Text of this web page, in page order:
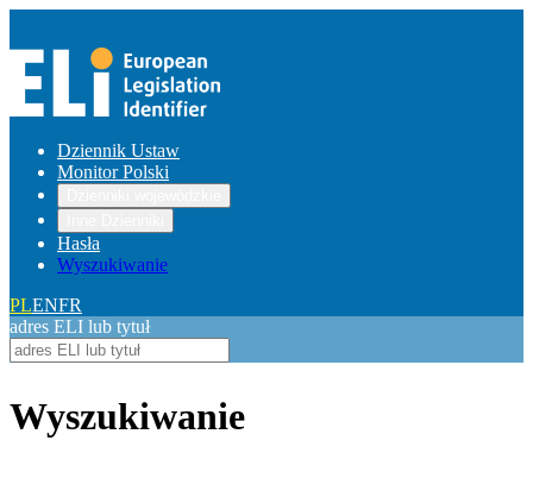
Dziennik Ustaw
Monitor Polski
Hasła
Wyszukiwanie
PLENFR
adres ELI lub tytuł
Wyszukiwanie